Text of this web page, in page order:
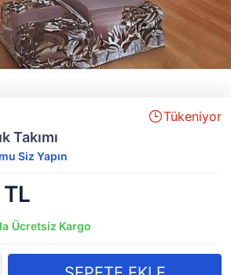
Tükeniyor
Takımı
Siz Yapın
Ücretsiz Kargo